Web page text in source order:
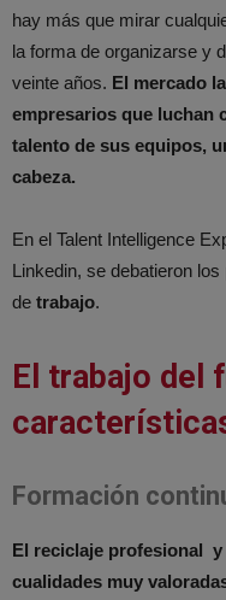
hay más que mirar
la forma de organizarse y
veinte años. El mercado
empresarios que luchan
talento de sus equipos,
cabeza.
En el Talent Intelligence
Linkedin, se debatieron
de trabajo.
El trabajo del
Formación
El reciclaje profesional y
cualidades muy